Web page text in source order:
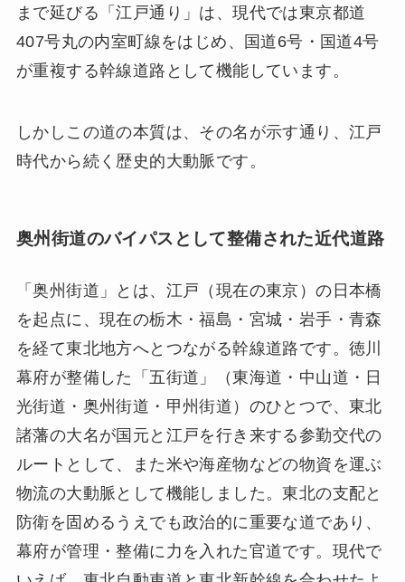
まで延びる「江戸通り」は、現代では東京都道
407号丸の内室町線をはじめ、国道6号・国道4号
が重複する幹線道路として機能しています。
しかしこの道の本質は、その名が示す通り、江戸
時代から続く歴史的大動脈です。
奥州街道のバイパスとして整備された近代道路
「奥州街道」とは、江戸（現在の東京）の日本橋
を起点に、現在の栃木・福島・宮城・岩手・青森
を経て東北地方へとつながる幹線道路です。徳川
幕府が整備した「五街道」（東海道・中山道・日
光街道・奥州街道・甲州街道）のひとつで、東北
諸藩の大名が国元と江戸を行き来する参勤交代の
ルートとして、また米や海産物などの物資を運ぶ
物流の大動脈として機能しました。東北の支配と
防衛を固めるうえでも政治的に重要な道であり、
幕府が管理・整備に力を入れた官道です。現代で